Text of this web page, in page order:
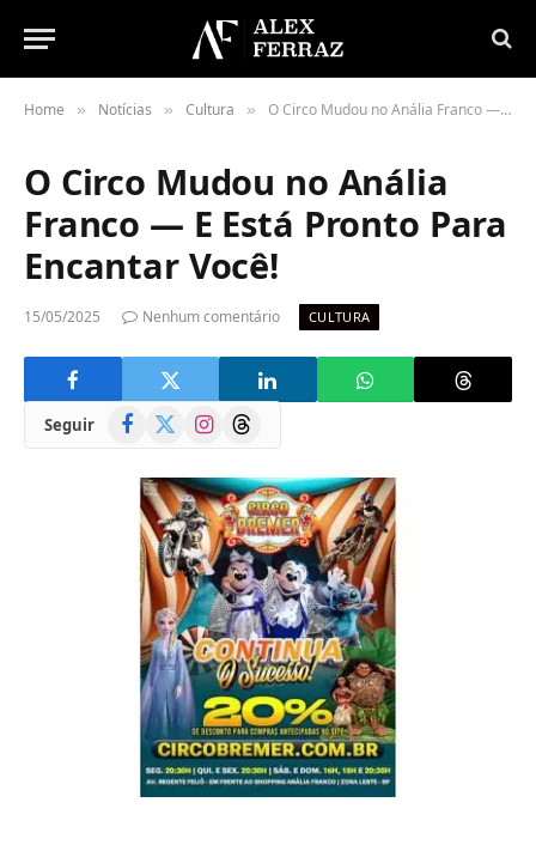
Home » Notícias » Cultura » O Circo Mudou no Anália Franco — E Está Pronto Para Encantar Você!
O Circo Mudou no Anália
Franco — E Está Pronto Para
Encantar Você!
15/05/2025 Nenhum comentário CULTURA
Seguir Facebook
(Twitter)
InstagramThreads